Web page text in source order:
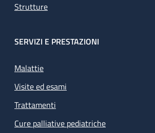
Strutture
SERVIZI E PRESTAZIONI
Malattie
Visite ed esami
Trattamenti
Cure palliative pediatriche